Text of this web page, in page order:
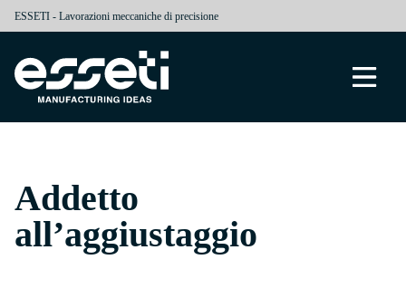
ESSETI - Lavorazioni meccaniche di precisione
Addetto
all’aggiustaggio